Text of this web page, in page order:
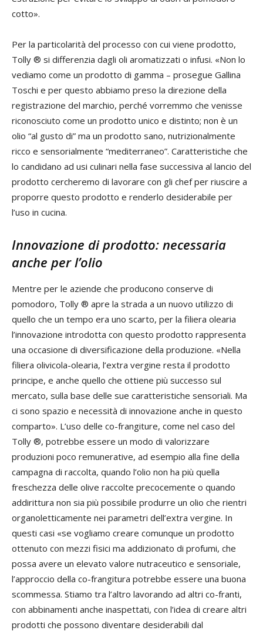
cotto».
Per la particolarità del processo con cui viene prodotto,
Tolly ® si differenzia dagli oli aromatizzati o infusi. «Non lo
vediamo come un prodotto di gamma – prosegue Gallina
Toschi e per questo abbiamo preso la direzione della
registrazione del marchio, perché vorremmo che venisse
riconosciuto come un prodotto unico e distinto; non è un
olio “al gusto di” ma un prodotto sano, nutrizionalmente
ricco e sensorialmente “mediterraneo”. Caratteristiche che
lo candidano ad usi culinari nella fase successiva al lancio del
prodotto cercheremo di lavorare con gli chef per riuscire a
proporre questo prodotto e renderlo desiderabile per
l’uso in cucina.
Innovazione di prodotto: necessaria
anche per l’olio
Mentre per le aziende che producono conserve di
pomodoro, Tolly ® apre la strada a un nuovo utilizzo di
quello che un tempo era uno scarto, per la filiera olearia
l’innovazione introdotta con questo prodotto rappresenta
una occasione di diversificazione della produzione. «Nella
filiera olivicola-olearia, l’extra vergine resta il prodotto
principe, e anche quello che ottiene più successo sul
mercato, sulla base delle sue caratteristiche sensoriali. Ma
ci sono spazio e necessità di innovazione anche in questo
comparto». L’uso delle co-frangiture, come nel caso del
Tolly ®, potrebbe essere un modo di valorizzare
produzioni poco remunerative, ad esempio alla fine della
campagna di raccolta, quando l’olio non ha più quella
freschezza delle olive raccolte precocemente o quando
addirittura non sia più possibile produrre un olio che rientri
organoletticamente nei parametri dell’extra vergine. In
questi casi «se vogliamo creare comunque un prodotto
ottenuto con mezzi fisici ma addizionato di profumi, che
possa avere un elevato valore nutraceutico e sensoriale,
l’approccio della co-frangitura potrebbe essere una buona
scommessa. Stiamo tra l’altro lavorando ad altri co-franti,
con abbinamenti anche inaspettati, con l’idea di creare altri
prodotti che possono diventare desiderabili dal